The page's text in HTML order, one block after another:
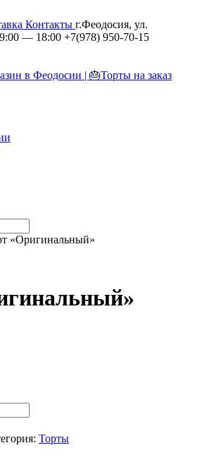
Контакты г.Феодосия, ул.
— 18:00 +7(978) 950-70-15
«Оригинальный»
Торты